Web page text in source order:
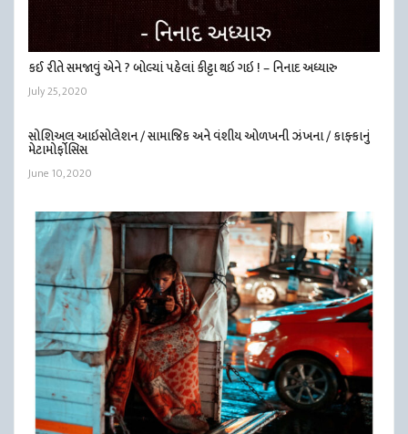
કઈ રીતે સમજાવું એને ? બોલ્યાં પહેલાં કીટ્ટા થઇ ગઇ ! – નિનાદ અધ્યારુ
July 25, 2020
સોશિઅલ આઇસોલેશન / સામાજિક અને વંશીય ઓળખની ઝંખના / કાફ્કાનું
મેટામોર્ફોસિસ
June 10, 2020